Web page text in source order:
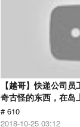
【越哥】快递公司
奇古怪的东西，在岛
# 610
2018-10-25 03:12